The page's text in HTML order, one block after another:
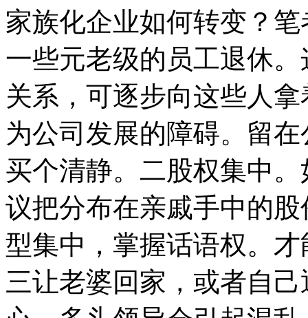
家族化企业如何转变？
一些元老级的员工退休
关系，可逐步向这些人
为公司发展的障碍。留
买个清静。二股权集中
议把分布在亲戚手中的
型集中，掌握话语权。
三让老婆回家，或者自